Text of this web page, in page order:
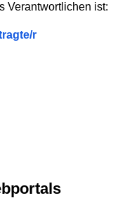
Verantwortlichen ist:
r